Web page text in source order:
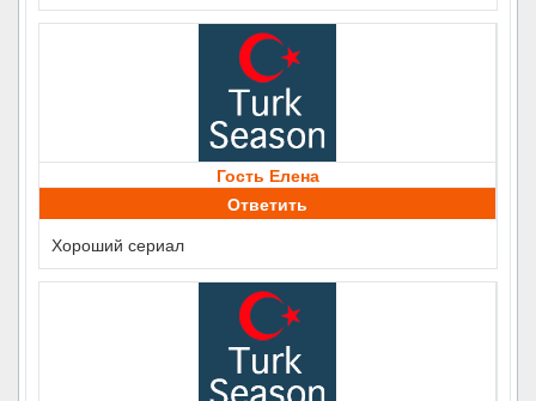
Гость Елена
Ответить
Хороший сериал